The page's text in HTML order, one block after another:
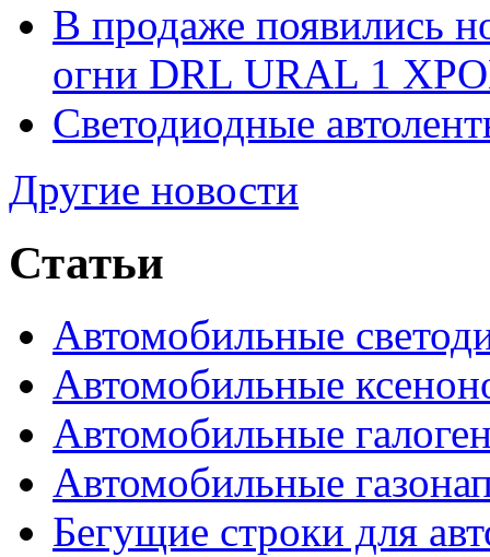
В продаже появились
огни DRL URAL 1
Светодиодные
Другие новости
Статьи
Автомобильные
Автомобильные
Автомобильные
Автомобильные
Бегущие строки для